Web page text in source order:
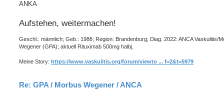
ANKA
Aufstehen, weitermachen!
Geschl.: männlich; Geb.: 1988; Region: Brandenburg; Diag. 2022: ANCA Vaskulitis/
Wegener (GPA); aktuell Rituximab 500mg halbj.
Meine Story: https://www.vaskulitis.org/forum/viewto ... f=2&t=5979
Re: GPA / Morbus Wegener / ANCA